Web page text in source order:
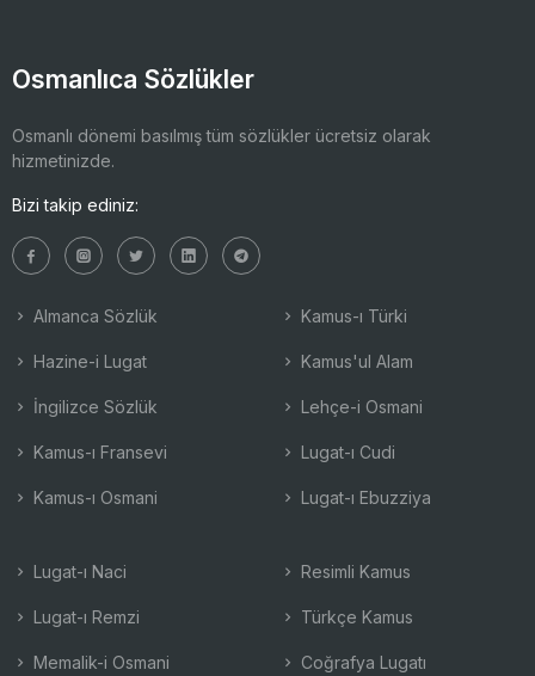
Osmanlıca Sözlükler
Osmanlı dönemi basılmış tüm sözlükler ücretsiz olarak
hizmetinizde.
Bizi takip ediniz:
Almanca Sözlük
Hazine-i Lugat
İngilizce Sözlük
Kamus-ı Fransevi
Kamus-ı Osmani
Kamus-ı Türki
Kamus'ul Alam
Lehçe-i Osmani
Lugat-ı Cudi
Lugat-ı Ebuzziya
Lugat-ı Naci
Lugat-ı Remzi
Memalik-i Osmani
Resimli Kamus
Türkçe Kamus
Coğrafya Lugatı